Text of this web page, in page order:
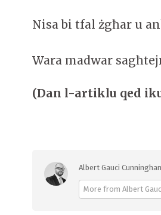
Nisa bi tfal żgħar u
Wara madwar
(Dan l-artiklu qed
Albert Gauci
More from Albert